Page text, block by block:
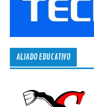
ALIADO EDUCATIVO